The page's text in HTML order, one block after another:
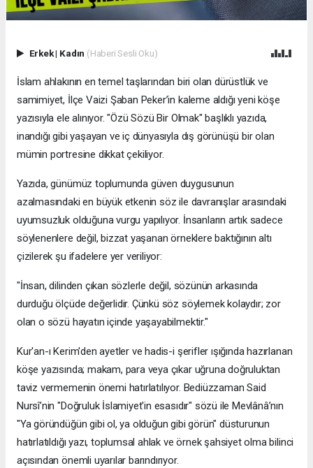
Erkek| Kadın (Haberi Sesli Oku)
İslam ahlakının en temel taşlarından biri olan dürüstlük ve
samimiyet, İlçe Vaizi Şaban Peker’in kaleme aldığı yeni köşe
yazısıyla ele alınıyor. "Özü Sözü Bir Olmak" başlıklı yazıda,
inandığı gibi yaşayan ve iç dünyasıyla dış görünüşü bir olan
mümin portresine dikkat çekiliyor.
​Yazıda, günümüz toplumunda güven duygusunun
azalmasındaki en büyük etkenin söz ile davranışlar arasındaki
uyumsuzluk olduğuna vurgu yapılıyor. İnsanların artık sadece
söylenenlere değil, bizzat yaşanan örneklere baktığının altı
çizilerek şu ifadelere yer veriliyor:
​"İnsan, dilinden çıkan sözlerle değil, sözünün arkasında
durduğu ölçüde değerlidir. Çünkü söz söylemek kolaydır; zor
olan o sözü hayatın içinde yaşayabilmektir."
​Kur'an-ı Kerim'den ayetler ve hadis-i şerifler ışığında hazırlanan
köşe yazısında; makam, para veya çıkar uğruna doğruluktan
taviz vermemenin önemi hatırlatılıyor. Bediüzzaman Said
Nursî’nin "Doğruluk İslamiyet'in esasıdır" sözü ile Mevlânâ’nın
"Ya göründüğün gibi ol, ya olduğun gibi görün" düsturunun
hatırlatıldığı yazı, toplumsal ahlak ve örnek şahsiyet olma bilinci
açısından önemli uyarılar barındırıyor.